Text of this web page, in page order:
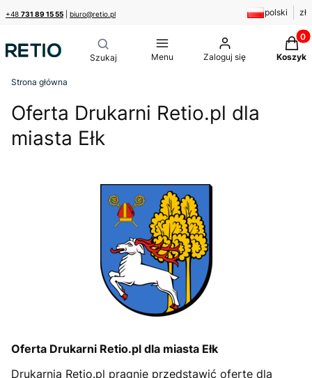
+48 731 89 15 55 biuro@retio.pl polski zł
Menu Zaloguj się Koszyk
Strona główna
Oferta Drukarni Retio.pl dla
miasta Ełk
Oferta Drukarni Retio.pl dla miasta Ełk
Drukarnia Retio.pl pragnie przedstawić ofertę dla